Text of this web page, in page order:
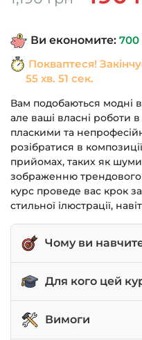
ціна:
Ви економите: 700
Покваптеся!
55 хв. 50 сек.
Вам подобаються модні
але ваші власні роботи
пласкими та
розібратися в
прийомах, таких як шуми
зображенню
курс проведе вас крок за
стильної ілюстрації,
Чому ви
Генерувати ідеї,
Працювати з
Для кого цей
Ілюстратори-
Вимоги